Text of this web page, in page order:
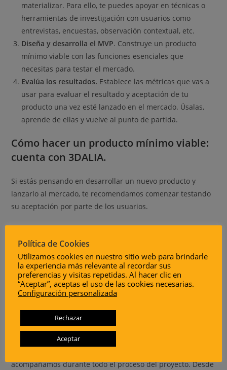
materializar. Para ello, te puedes apoyar en técnicas o
herramientas de investigación con usuarios como
entrevistas, encuestas, observación contextual, etc.
Diseña y desarrolla el MVP. Construye un producto
mínimo viable con las funciones esenciales que
necesitas para testar el mercado.
Evalúa los resultados. Establece las métricas que vas a
usar para evaluar el resultado y aceptación de tu
producto una vez esté lanzado en el mercado. Úsalas,
aprende de ellas y vuelve al punto de partida.
Cómo hacer un producto mínimo viable:
cuenta con 3DALIA.
Si estás pensando en desarrollar un nuevo producto y
lanzarlo al mercado, te recomendamos comenzar testando
su aceptación por parte de los usuarios.
diseño industrial experto para desarrollar tu producto
mínimo viable. Esto te permitirá poder pivotar en las fases
posteriores hasta dar con el desarrollo del producto que el
mercado necesita.
, llevamosmás de 8 años dando vida a proyectos
acompañamos durante todo el proceso del proyecto. Desde
Política de Cookies
Utilizamos cookies en nuestro sitio web para brindarle
la experiencia más relevante al recordar sus
preferencias y visitas repetidas. Al hacer clic en
“Aceptar”, aceptas el uso de las cookies necesarias.
Configuración personalizada
Rechazar
Aceptar